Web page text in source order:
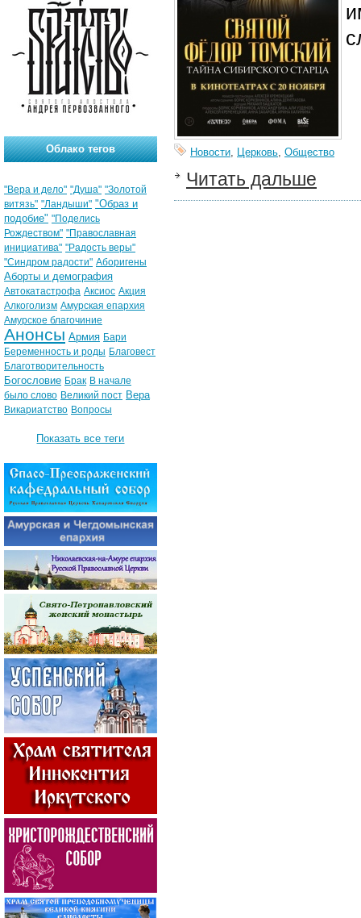
Новости, Церковь, Общество
Читать дальше
Облако тегов
"Вера и дело" "Душа" "Золотой
витязь" "Ландыши" "Образ и
подобие" "Поделись
Рождеством" "Православная
инициатива" "Радость веры"
"Синдром радости" Аборигены
Аборты и демография
Автокатастрофа Аксиос Акция
Алкоголизм Амурская епархия
Амурское благочиние
Анонсы Армия Бари
Беременность и роды Благовест
Благотворительность
Богословие Брак В начале
было слово Великий пост Вера
Викариатство Вопросы
Показать все теги